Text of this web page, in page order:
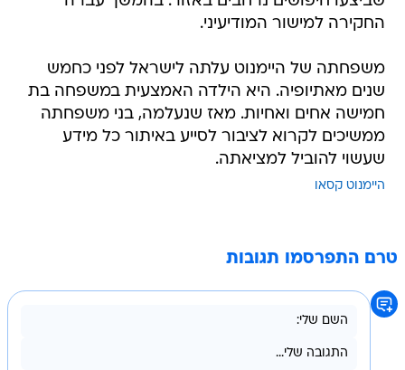
החקירה למישור המודיעיני.
משפחתה של היימנוט עלתה לישראל לפני כחמש
שנים מאתיופיה. היא הילדה האמצעית במשפחה בת
חמישה אחים ואחיות. מאז שנעלמה, בני משפחתה
ממשיכים לקרוא לציבור לסייע באיתור כל מידע
שעשוי להוביל למציאתה.
היימנוט קסאו
טרם התפרסמו תגובות